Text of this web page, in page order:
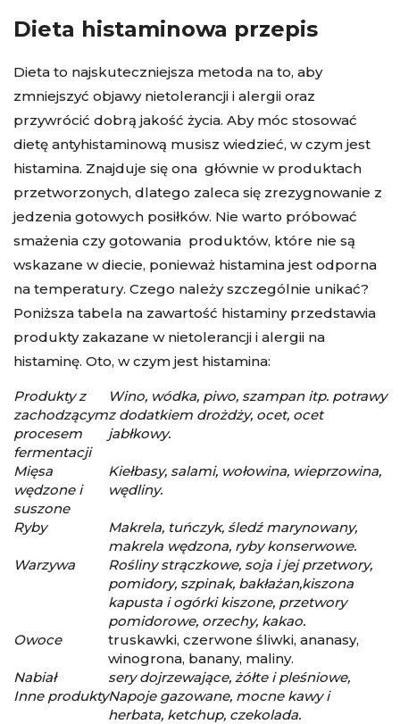
Dieta histaminowa przepis
Dieta to najskuteczniejsza metoda na to, aby
zmniejszyć objawy nietolerancji i alergii oraz
przywrócić dobrą jakość życia. Aby móc stosować
dietę antyhistaminową musisz wiedzieć, w czym jest
histamina. Znajduje się ona głównie w produktach
przetworzonych, dlatego zaleca się zrezygnowanie z
jedzenia gotowych posiłków. Nie warto próbować
smażenia czy gotowania produktów, które nie są
wskazane w diecie, ponieważ histamina jest odporna
na temperatury. Czego należy szczególnie unikać?
Poniższa tabela na zawartość histaminy przedstawia
produkty zakazane w nietolerancji i alergii na
histaminę. Oto, w czym jest histamina:
Produkty z
zachodzącym
procesem
fermentacji
Wino, wódka, piwo, szampan itp. potrawy
z dodatkiem drożdży, ocet, ocet
jabłkowy.
Mięsa
wędzone i
suszone
Kiełbasy, salami, wołowina, wieprzowina,
wędliny.
Ryby
Makrela, tuńczyk, śledź marynowany,
makrela wędzona, ryby konserwowe.
Warzywa
Rośliny strączkowe, soja i jej przetwory,
pomidory, szpinak, bakłażan,kiszona
kapusta i ogórki kiszone, przetwory
pomidorowe, orzechy, kakao.
Owoce
truskawki, czerwone śliwki, ananasy,
winogrona, banany, maliny.
Nabiał
sery dojrzewające, żółte i pleśniowe,
Inne produktyNapoje gazowane, mocne kawy i
herbata, ketchup, czekolada.